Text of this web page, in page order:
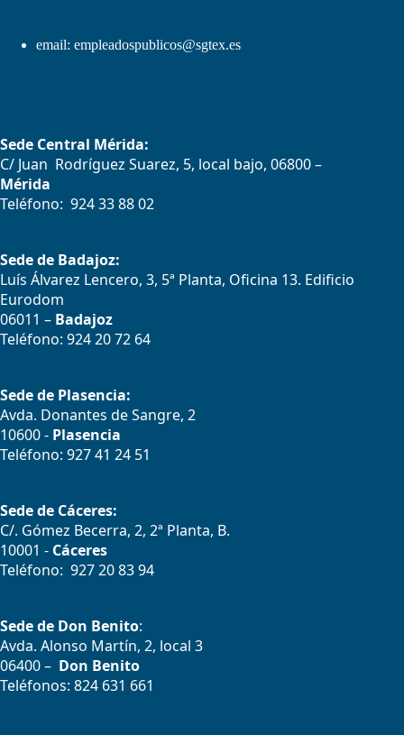
email: empleadospublicos@sgtex.es
Sede Central Mérida:
C/ Juan Rodríguez Suarez, 5, local bajo, 06800 –
Mérida
Teléfono: 924 33 88 02
Sede de Badajoz:
Luís Álvarez Lencero, 3, 5ª Planta, Oficina 13. Edificio
Eurodom
06011 – Badajoz
Teléfono: 924 20 72 64
Sede de Plasencia:
Avda. Donantes de Sangre, 2
10600 - Plasencia
Teléfono: 927 41 24 51
Sede de Cáceres:
C/. Gómez Becerra, 2, 2ª Planta, B.
10001 - Cáceres
Teléfono: 927 20 83 94
Sede de Don Benito:
Avda. Alonso Martín, 2, local 3
06400 – Don Benito
Teléfonos: 824 631 661